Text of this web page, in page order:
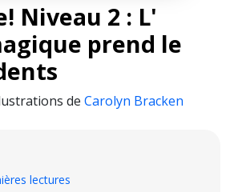
Niveau 2 : L'
prend le
de Carolyn Bracken
lectures